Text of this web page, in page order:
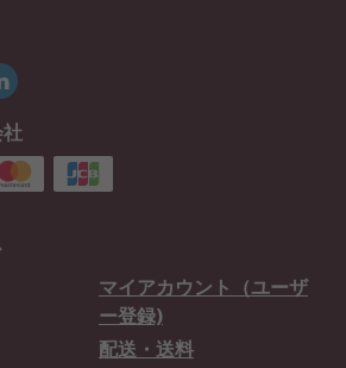
マイアカウント（ユーザ
ー登録)
配送・送料